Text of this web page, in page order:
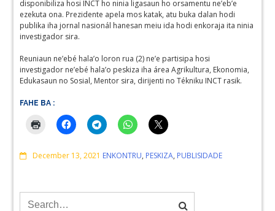
disponibiliza hosi INCT ho ninia ligasaun ho orsamentu ne’eb’e
ezekuta ona. Prezidente apela mos katak, atu buka dalan hodi
publika iha jornal nasionál hanesan meiu ida hodi enkoraja ita ninia
investigador sira.
Reuniaun ne’ebé hala’o loron rua (2) ne’e partisipa hosi
investigador ne’ebé hala’o peskiza iha área Agrikultura, Ekonomia,
Edukasaun no Sosial, Mentor sira, dirijenti no Tékniku INCT rasik.
FAHE BA :
December 13, 2021 Comments
ENKONTRU, PESKIZA, PUBLISIDADE